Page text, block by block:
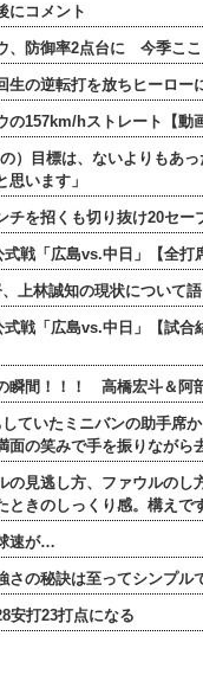
にコメント
、防御率2点台に 今季こ
生の逆転打を放ちヒーロー
の157km/hストレート【動
）目標は、ないよりもあ
います」
チを招くも切り抜け20セー
戦「広島vs.中日」【全打
上林誠知の現状について
戦「広島vs.中日」【試
瞬間！！！ 高橋宏斗＆阿
ていたミニバンの助手席
の笑みで手を振りながら
の見逃し方、ファウルの
ときのしっくり感。構えで
速が…
さの秘訣は至ってシンプル
安打23打点になる